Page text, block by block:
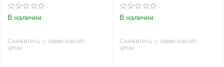
В наличии
Свяжитесь с нами насчёт
цены
В наличии
Свяжитесь с нами насчёт
цены